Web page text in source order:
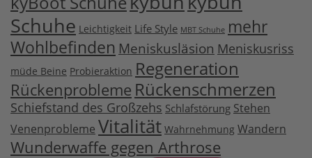
Schuhe Leichtigkeit Life Style MBT Schuhe mehr
Wohlbefinden Meniskusläsion Meniskusriss
müde Beine Probieraktion Regeneration
Rückenprobleme Rückenschmerzen
Schiefstand des Großzehs Schlafstörung Stehen
Venenprobleme Vitalität Wahrnehmung Wandern
Wunderwaffe gegen Arthrose